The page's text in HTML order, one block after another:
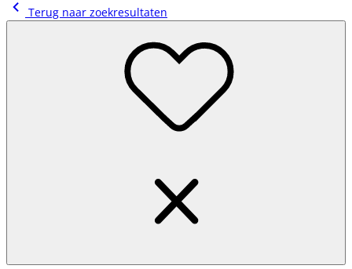
Terug naar zoekresultaten